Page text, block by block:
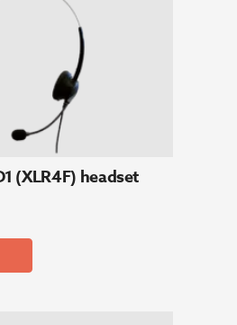
(XLR4F) headset